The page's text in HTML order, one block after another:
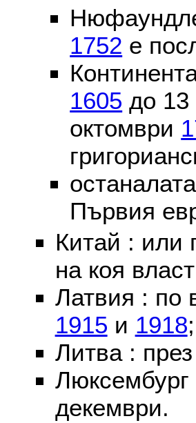
1752 е
1605 до 13
октомври
Първия
Китай : или
на коя
Латвия : по
1915 и 1918;
Литва : през
декември.